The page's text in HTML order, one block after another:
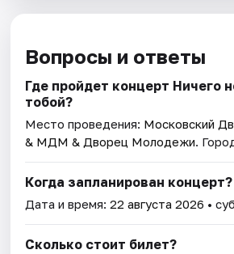
Вопросы и ответы
Где пройдет концерт Ничего
тобой?
Место проведения: Московский
& МДМ & Дворец Молодежи.
Когда запланирован концерт?
Дата и время:22 августа 2026 •
Сколько стоит билет?